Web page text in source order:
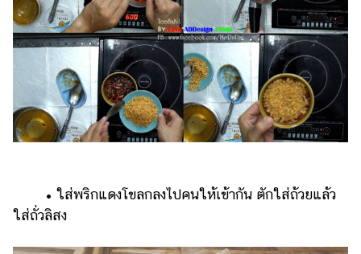
• ใส่พริกแดงโขลกลงไปคนให้เข้ากัน ตักใส่ถ้วยแล้ว
ใส่ถั่วลิสง